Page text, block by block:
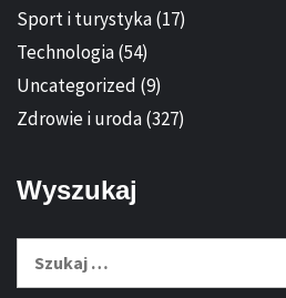
Sport i turystyka(17)
Technologia(54)
Uncategorized (9)
Zdrowie i uroda(327)
Wyszukaj